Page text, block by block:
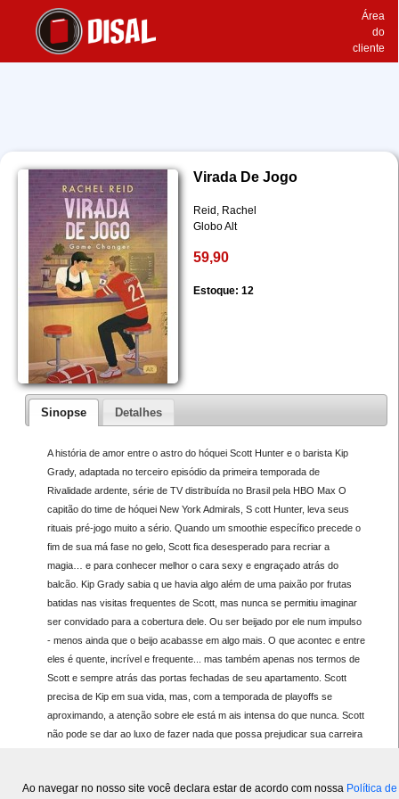
Área
do
cliente
Virada De Jogo
Reid, Rachel
Globo Alt
59,90
Estoque: 12
Sinopse Detalhes
A história de amor entre o astro do hóquei Scott Hunter e o barista Kip
Grady, adaptada no terceiro episódio da primeira temporada de
Rivalidade ardente, série de TV distribuída no Brasil pela HBO Max O
capitão do time de hóquei New York Admirals, S cott Hunter, leva seus
rituais pré-jogo muito a sério. Quando um smoothie específico precede o
fim de sua má fase no gelo, Scott fica desesperado para recriar a
magia… e para conhecer melhor o cara sexy e engraçado atrás do
balcão. Kip Grady sabia q ue havia algo além de uma paixão por frutas
batidas nas visitas frequentes de Scott, mas nunca se permitiu imaginar
ser convidado para a cobertura dele. Ou ser beijado por ele num impulso
- menos ainda que o beijo acabasse em algo mais. O que acontec e entre
eles é quente, incrível e frequente... mas também apenas nos termos de
Scott e sempre atrás das portas fechadas de seu apartamento. Scott
precisa de Kip em sua vida, mas, com a temporada de playoffs se
aproximando, a atenção sobre ele está m ais intensa do que nunca. Scott
não pode se dar ao luxo de fazer nada que possa prejudicar sua carreira
ainda terá que permanecer um segredo?
Ao navegar no nosso site você declara estar de acordo com nossa Política de